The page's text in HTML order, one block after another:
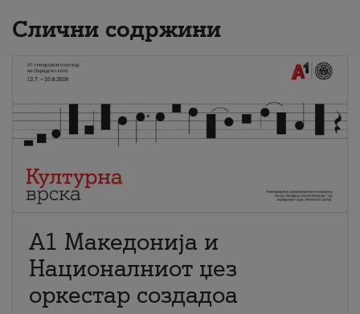
Слични содржини
А1 Македонија и
Националниот џез
оркестар создадоа